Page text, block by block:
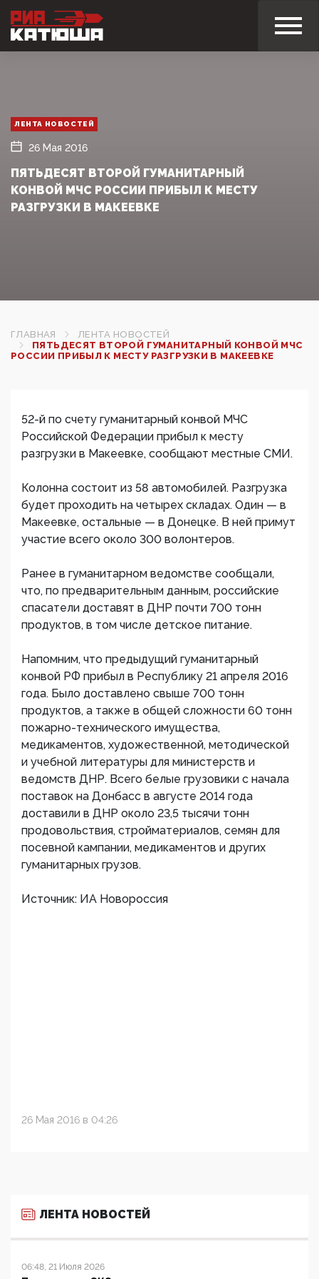
ЛЕНТА НОВОСТЕЙ
26 Мая 2016
ПЯТЬДЕСЯТ ВТОРОЙ ГУМАНИТАРНЫЙ
КОНВОЙ МЧС РОССИИ ПРИБЫЛ К МЕСТУ
РАЗГРУЗКИ В МАКЕЕВКЕ
ГЛАВНАЯ
ЛЕНТА НОВОСТЕЙ
ПЯТЬДЕСЯТ ВТОРОЙ ГУМАНИТАРНЫЙ КОНВОЙ МЧС
РОССИИ ПРИБЫЛ К МЕСТУ РАЗГРУЗКИ В МАКЕЕВКЕ
52-й по счету гуманитарный конвой МЧС
Российской Федерации прибыл к месту
разгрузки в Макеевке, сообщают местные СМИ.
Колонна состоит из 58 автомобилей. Разгрузка
будет проходить на четырех складах. Один — в
Макеевке, остальные — в Донецке. В ней примут
участие всего около 300 волонтеров.
Ранее в гуманитарном ведомстве сообщали,
что, по предварительным данным, российские
спасатели доставят в ДНР почти 700 тонн
продуктов, в том числе детское питание.
Напомним, что предыдущий гуманитарный
конвой РФ прибыл в Республику 21 апреля 2016
года. Было доставлено свыше 700 тонн
продуктов, а также в общей сложности 60 тонн
пожарно-технического имущества,
медикаментов, художественной, методической
и учебной литературы для министерств и
ведомств ДНР. Всего белые грузовики с начала
поставок на Донбасс в августе 2014 года
доставили в ДНР около 23,5 тысячи тонн
продовольствия, стройматериалов, семян для
посевной кампании, медикаментов и других
гуманитарных грузов.
Источник: ИА Новороссия
26 Мая 2016 в 04:26
ЛЕНТА НОВОСТЕЙ
06:48, 21 Июля 2026